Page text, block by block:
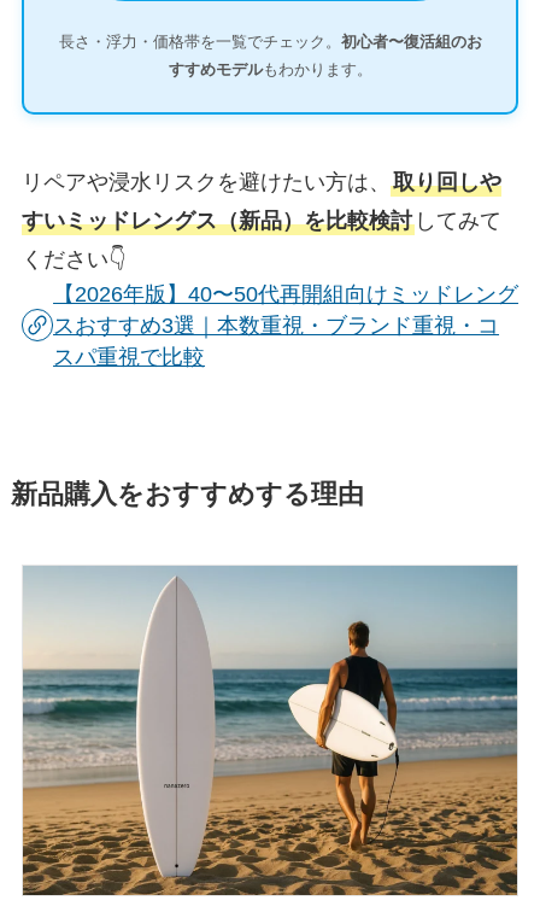
長さ・浮力・価格帯を一覧でチェック。 初心者〜復活組のお
すすめモデルもわかります。
リペアや浸水リスクを避けたい方は、 取り回しや
すいミッドレングス（新品）を比較検討してみて
ください👇
【2026年版】40〜50代再開組向けミッドレング
スおすすめ3選｜本数重視・ブランド重視・コ
スパ重視で比較
新品購入をおすすめする理由